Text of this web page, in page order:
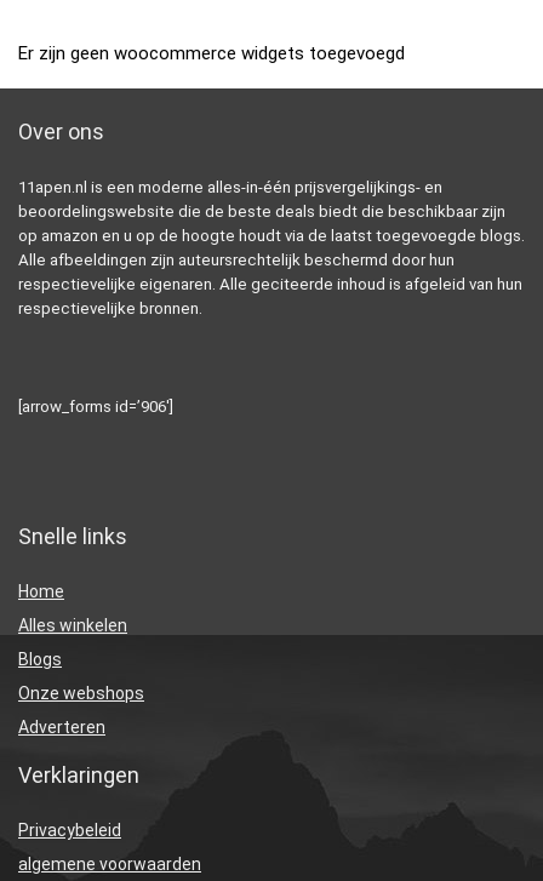
Er zijn geen woocommerce widgets toegevoegd
Over ons
11apen.nl is een moderne alles-in-één prijsvergelijkings- en
beoordelingswebsite die de beste deals biedt die beschikbaar zijn
op amazon en u op de hoogte houdt via de laatst toegevoegde blogs.
Alle afbeeldingen zijn auteursrechtelijk beschermd door hun
respectievelijke eigenaren. Alle geciteerde inhoud is afgeleid van hun
respectievelijke bronnen.
[arrow_forms id=’906′]
Snelle links
Home
Alles winkelen
Blogs
Onze webshops
Adverteren
Verklaringen
Privacybeleid
algemene voorwaarden